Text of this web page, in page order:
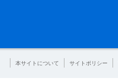
本サイトについて サイトポリシー